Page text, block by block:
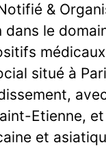
&
le
situé à
Etienne,
et